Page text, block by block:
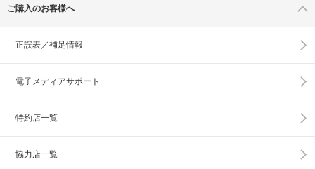
ご購入のお客様へ
正誤表／補足情報
電子メディアサポート
特約店一覧
協力店一覧